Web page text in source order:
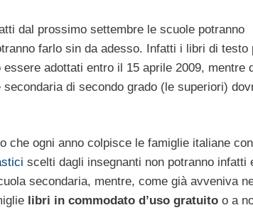
dal prossimo settembre le scuole potranno
farlo sin da adesso. Infatti i libri di testo
adottati entro il 15 aprile 2009, mentre
di secondo grado (le superiori)
che ogni anno colpisce le famiglie italiane
scelti dagli insegnanti non potranno infatti
secondaria, mentre, come già avveniva
libri in commodato d’uso gratuito o a